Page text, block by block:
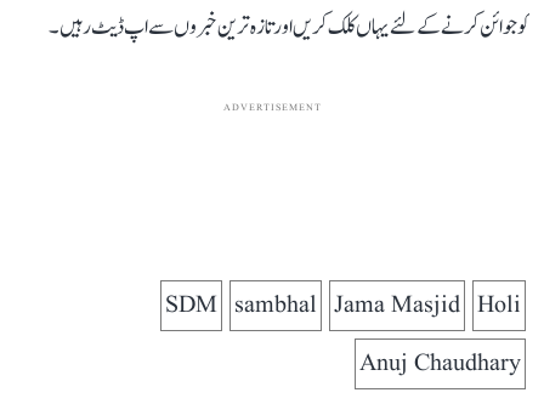
کو جوائن کرنے کے لئے یہاں کلک کریں اور تازہ ترین خبروں سے اپ ڈیٹ رہیں۔
ADVERTISEMENT
Holi
Jama Masjid
sambhal
SDM
Anuj Chaudhary